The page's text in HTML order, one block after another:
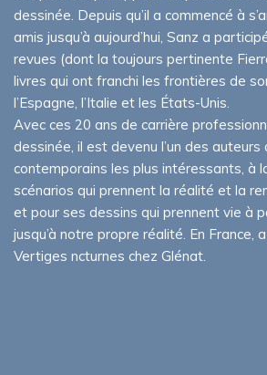
dessinée. Depuis qu’il a commencé à
amis jusqu’à aujourd’hui, Sanz a
revues (dont la toujours pertinente
livres qui ont franchi les frontières de
l’Espagne, l’Italie et les États-Unis.
Avec ces 20 ans de carrière
dessinée, il est devenu l’un des auteurs
contemporains les plus intéressants, à
scénarios qui prennent la réalité et la
et pour ses dessins qui prennent vie à
jusqu’à notre propre réalité. En France,
Vertiges ncturnes chez Glénat.